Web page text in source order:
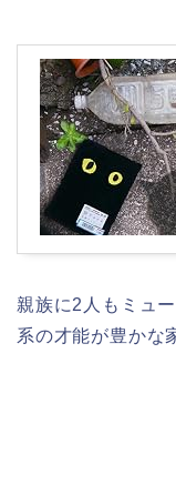
親族に2人もミュ
系の才能が豊かな